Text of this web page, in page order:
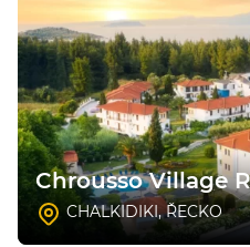
Chrousso Village
CHALKIDIKI,ŘECKO